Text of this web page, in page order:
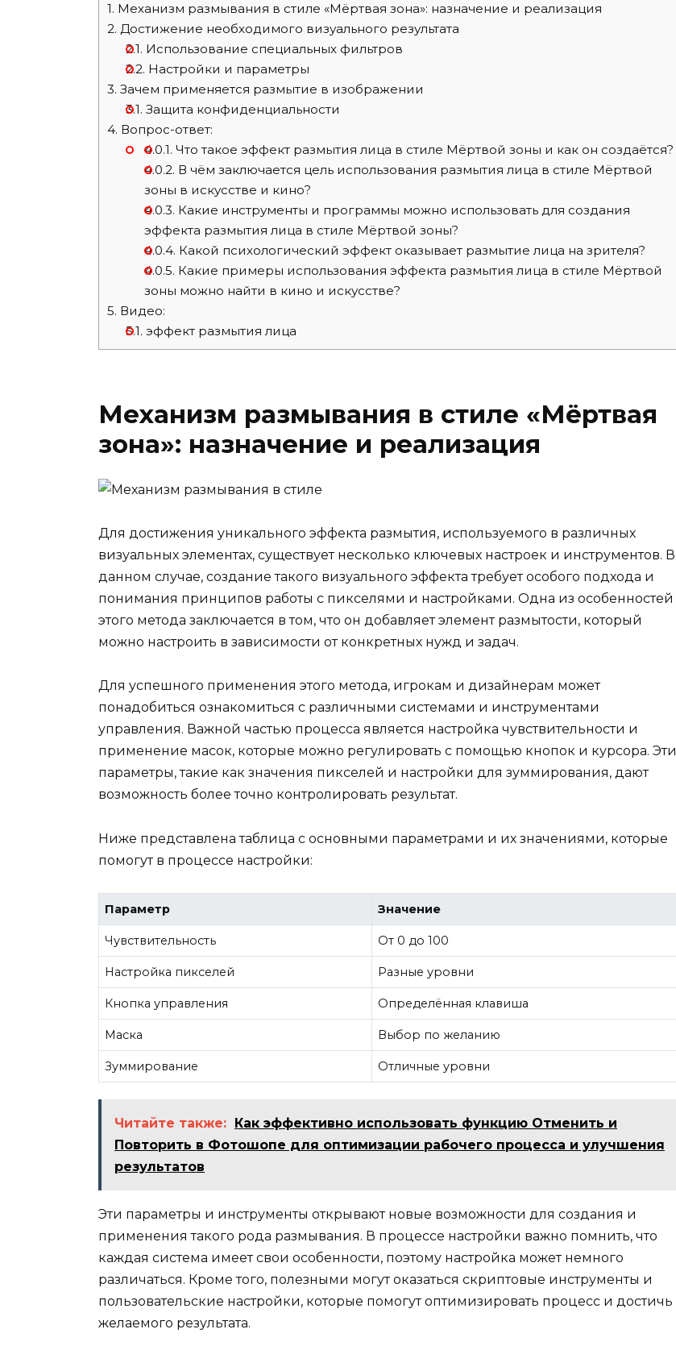
1. Механизм размывания в стиле «Мёртвая зона»: назначение и реализация
2. Достижение необходимого визуального результата
2.1. Использование специальных фильтров
2.2. Настройки и параметры
3. Зачем применяется размытие в изображении
3.1. Защита конфиденциальности
4. Вопрос-ответ:
4.0.1. Что такое эффект размытия лица в стиле Мёртвой зоны и как он создаётся?
4.0.2. В чём заключается цель использования размытия лица в стиле Мёртвой
зоны в искусстве и кино?
4.0.3. Какие инструменты и программы можно использовать для создания
эффекта размытия лица в стиле Мёртвой зоны?
4.0.4. Какой психологический эффект оказывает размытие лица на зрителя?
4.0.5. Какие примеры использования эффекта размытия лица в стиле Мёртвой
зоны можно найти в кино и искусстве?
5. Видео:
5.1. эффект размытия лица
Механизм размывания в стиле «Мёртвая
зона»: назначение и реализация
Для достижения уникального эффекта размытия, используемого в различных
визуальных элементах, существует несколько ключевых настроек и инструментов. В
данном случае, создание такого визуального эффекта требует особого подхода и
понимания принципов работы с пикселями и настройками. Одна из особенностей
этого метода заключается в том, что он добавляет элемент размытости, который
можно настроить в зависимости от конкретных нужд и задач.
Для успешного применения этого метода, игрокам и дизайнерам может
понадобиться ознакомиться с различными системами и инструментами
управления. Важной частью процесса является настройка чувствительности и
применение масок, которые можно регулировать с помощью кнопок и курсора. Эти
параметры, такие как значения пикселей и настройки для зуммирования, дают
возможность более точно контролировать результат.
Ниже представлена таблица с основными параметрами и их значениями, которые
помогут в процессе настройки:
Параметр Значение
Чувствительность От 0 до 100
Настройка пикселей Разные уровни
Кнопка управления Определённая клавиша
Маска Выбор по желанию
Зуммирование Отличные уровни
Читайте также:
Как эффективно использовать функцию Отменить и
Повторить в Фотошопе для оптимизации рабочего процесса и улучшения
результатов
Эти параметры и инструменты открывают новые возможности для создания и
применения такого рода размывания. В процессе настройки важно помнить, что
каждая система имеет свои особенности, поэтому настройка может немного
различаться. Кроме того, полезными могут оказаться скриптовые инструменты и
пользовательские настройки, которые помогут оптимизировать процесс и достичь
желаемого результата.